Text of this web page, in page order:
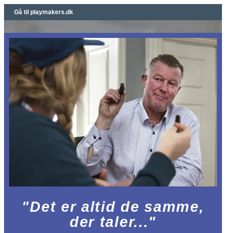
Gå til playmakers.dk
"Det er altid de samme,
der taler..."